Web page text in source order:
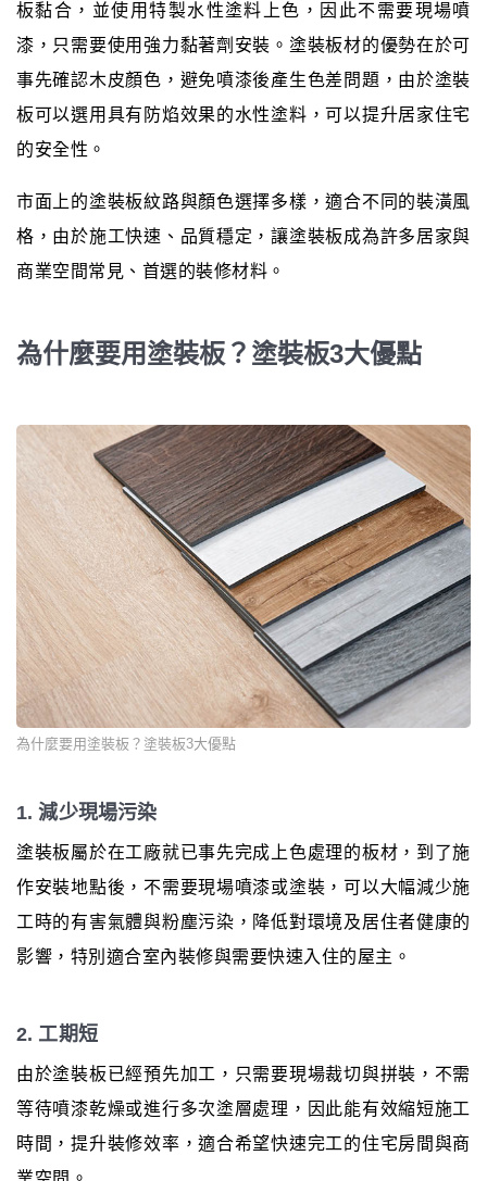
板黏合，並使用特製水性塗料上色，因此不需要現場噴
漆，只需要使用強力黏著劑安裝。塗裝板材的優勢在於可
事先確認木皮顏色，避免噴漆後產生色差問題，由於塗裝
板可以選用具有防焰效果的水性塗料，可以提升居家住宅
的安全性。
市面上的塗裝板紋路與顏色選擇多樣，適合不同的裝潢風
格，由於施工快速、品質穩定，讓塗裝板成為許多居家與
商業空間常見、首選的裝修材料。
為什麼要用塗裝板？塗裝板3大優點
為什麼要用塗裝板？塗裝板3大優點
1. 減少現場污染
塗裝板屬於在工廠就已事先完成上色處理的板材，到了施
作安裝地點後，不需要現場噴漆或塗裝，可以大幅減少施
工時的有害氣體與粉塵污染，降低對環境及居住者健康的
影響，特別適合室內裝修與需要快速入住的屋主。
2. 工期短
由於塗裝板已經預先加工，只需要現場裁切與拼裝，不需
等待噴漆乾燥或進行多次塗層處理，因此能有效縮短施工
時間，提升裝修效率，適合希望快速完工的住宅房間與商